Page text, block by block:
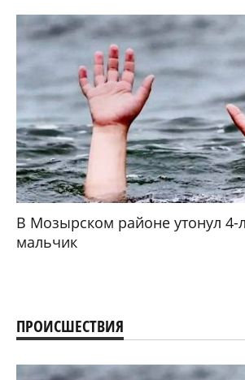
В Мозырском районе утонул 4-
мальчик
ПРОИСШЕСТВИЯ